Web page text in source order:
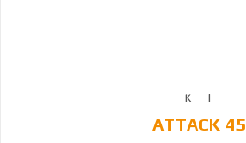
ATTACK 45